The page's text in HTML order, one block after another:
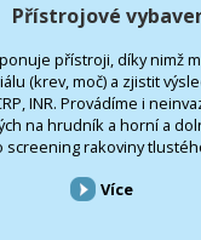
Přístrojové
přístroji, díky nimž
(krev, moč) a zjistit
INR. Provádíme i
na hrudník a horní a
screening rakoviny
Více